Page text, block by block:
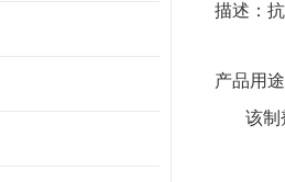
描述：
产品用
该制剂